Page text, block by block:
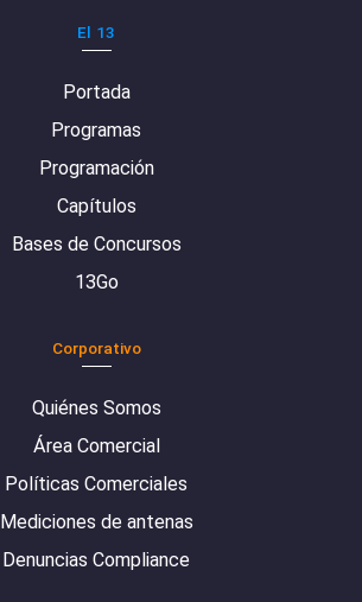
El 13
Portada
Programas
Programación
Capítulos
Bases de Concursos
13Go
Corporativo
Quiénes Somos
Área Comercial
Políticas Comerciales
Mediciones de antenas
Denuncias Compliance